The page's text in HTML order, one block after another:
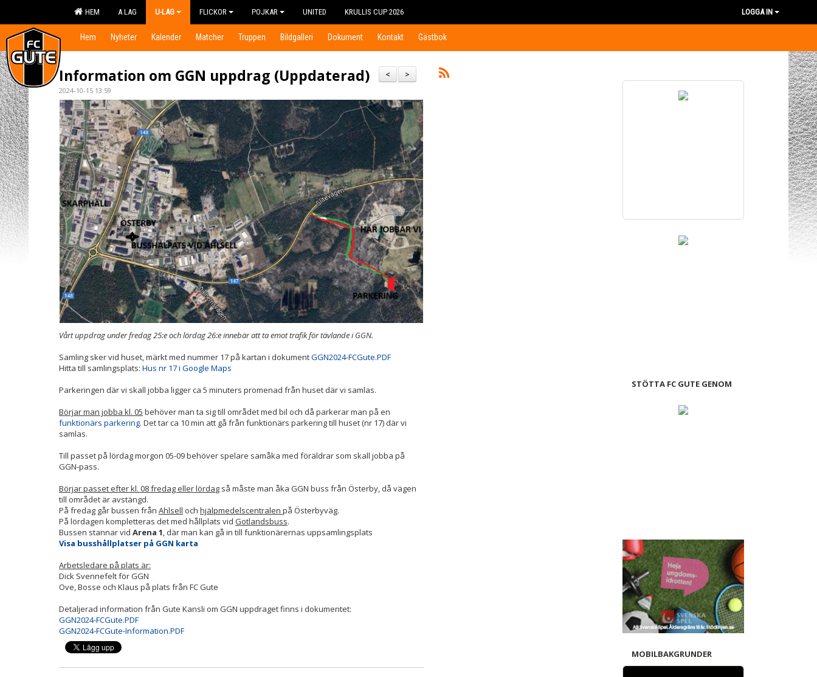
HEM A LAG U-LAG FLICKOR POJKAR UNITED KRULLIS CUP 2026 LOGGA IN
Hem Nyheter Kalender Matcher Truppen Bildgalleri Dokument Kontakt Gästbok
>
<
Information om GGN uppdrag (Uppdaterad)
2024-10-15 13:59
Vårt uppdrag under fredag 25:e och lördag 26:e innebär att ta emot trafik för tävlande i GGN.
Samling sker vid huset, märkt med nummer 17 på kartan i dokumentGGN2024-FCGute.PDF
Hitta till samlingsplats: Hus nr 17 i Google Maps
Parkeringen där vi skall jobba ligger ca 5 minuters promenad från huset där vi samlas.
Börjar man jobba kl. 05 behöver man ta sig till området med bil och då parkerar man på en
funktionärs parkering. Det tar ca 10 min att gå från funktionärs parkering till huset (nr 17) där vi
samlas.
Till passet på lördag morgon 05-09 behöver spelare samåka med föräldrar som skall jobba på
GGN-pass.
Börjar passet efter kl. 08 fredag eller lördag så måste man åka GGN buss från Österby, då vägen
till området är avstängd.
På fredag går bussen från Ahlsell och hjälpmedelscentralen på Österbyväg.
På lördagen kompletteras det med hållplats vid Gotlandsbuss.
Bussen stannar vid Arena 1, där man kan gå in till funktionärernas uppsamlingsplats
Visa busshållplatser på GGN karta
Arbetsledare på plats är:
Dick Svennefelt för GGN
Ove, Bosse och Klaus på plats från FC Gute
Detaljerad information från Gute Kansli om GGN uppdraget finns i dokumentet:
GGN2024-FCGute.PDF
GGN2024-FCGute-Information.PDF
STÖTTA FC GUTE GENOM
MOBILBAKGRUNDER